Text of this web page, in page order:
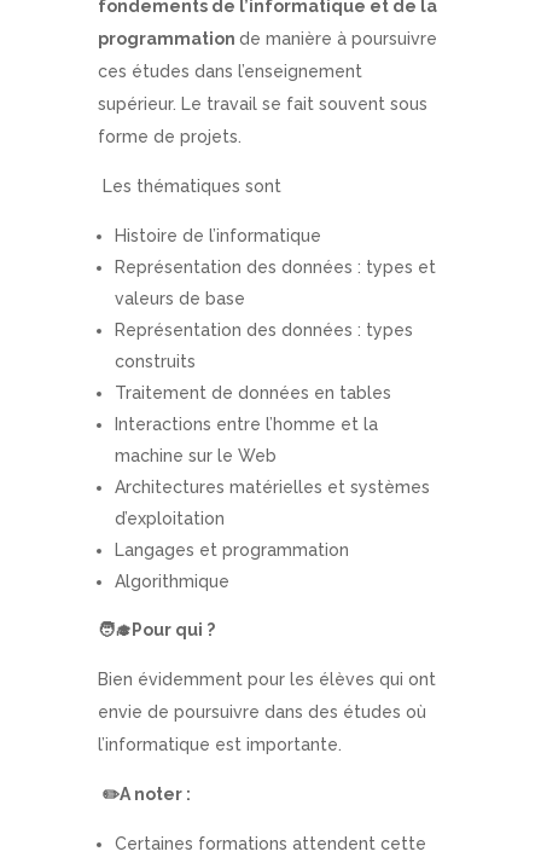
fondements de l’informatique et de la
programmation de manière à poursuivre
ces études dans l’enseignement
supérieur. Le travail se fait souvent sous
forme de projets.
Les thématiques sont
Histoire de l’informatique
Représentation des données : types et
valeurs de base
Représentation des données : types
construits
Traitement de données en tables
Interactions entre l’homme et la
machine sur le Web
Architectures matérielles et systèmes
d’exploitation
Langages et programmation
Algorithmique
🧑 Pour qui ?
Bien évidemment pour les élèves qui ont
envie de poursuivre dans des études où
l’informatique est importante.
✏️A noter :
Certaines formations attendent cette